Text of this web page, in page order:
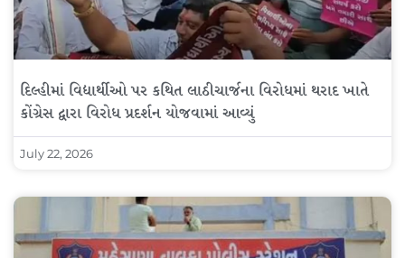
દિલ્હીમાં વિદ્યાર્થીઓ પર કથિત લાઠીચાર્જના વિરોધમાં થરાદ ખાતે
કોંગ્રેસ દ્વારા વિરોધ પ્રદર્શન યોજવામાં આવ્યું
July 22, 2026